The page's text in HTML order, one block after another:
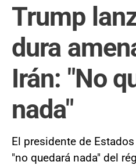
Trump
dura
Irán: "No
nada"
El presidente de
"no quedará nada" del